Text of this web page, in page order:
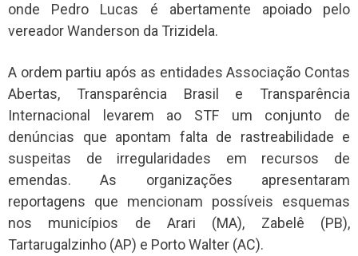
onde Pedro Lucas é abertamente apoiado pelo
vereador Wanderson da Trizidela.
A ordem partiu após as entidades Associação Contas
Abertas, Transparência Brasil e Transparência
Internacional levarem ao STF um conjunto de
denúncias que apontam falta de rastreabilidade e
suspeitas de irregularidades em recursos de
emendas. As organizações apresentaram
reportagens que mencionam possíveis esquemas
nos municípios de Arari (MA), Zabelê (PB),
Tartarugalzinho (AP) e Porto Walter (AC).